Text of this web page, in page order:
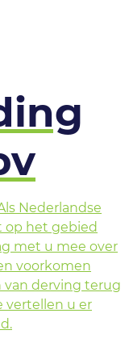
Nederlandse
op het gebied
met u mee over
voorkomen
derving terug
vertellen u er